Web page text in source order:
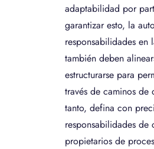
adaptabilidad por
garantizar esto, la
responsabilidades en
también deben
estructurarse para
través de caminos
tanto, defina con
responsabilidades
propietarios de